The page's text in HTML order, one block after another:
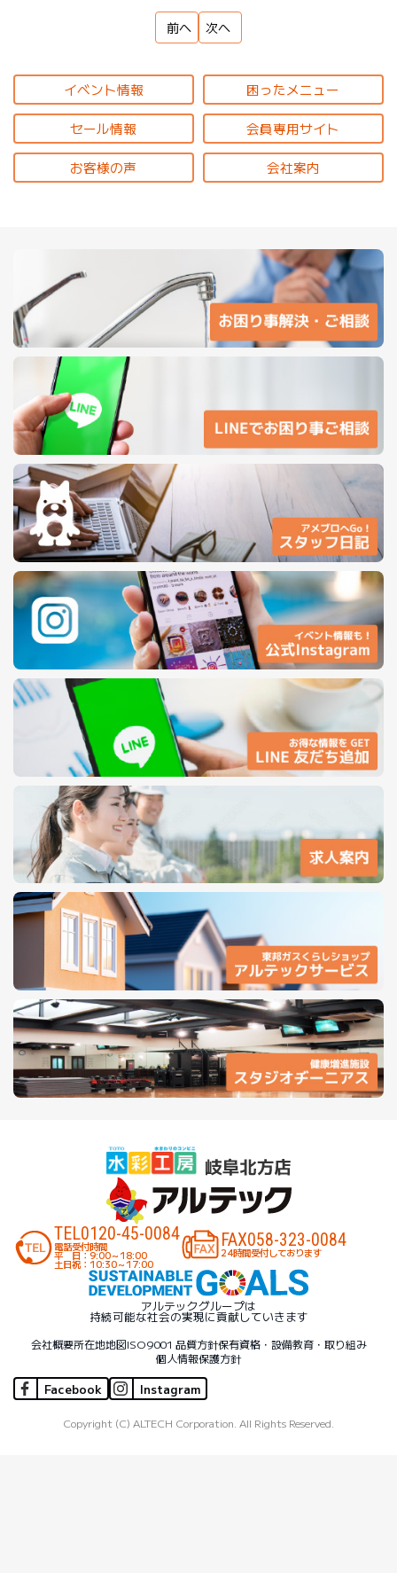
前へ 次へ
イベント情報 困ったメニュー
セール情報 会員専用サイト
お客様の声 会社案内
TEL0120-45-0084
電話受付時間
平 日：9:00～18:00
土日祝：10:30～17:00
FAX058-323-0084
24時間受付しております
アルテックグループは
持続可能な社会の実現に貢献していきます
会社概要所在地地図ISO9001 品質方針保有資格・設備教育・取り組み
個人情報保護方針
Facebook Instagram
Copyright (C) ALTECH Corporation. All Rights Reserved.